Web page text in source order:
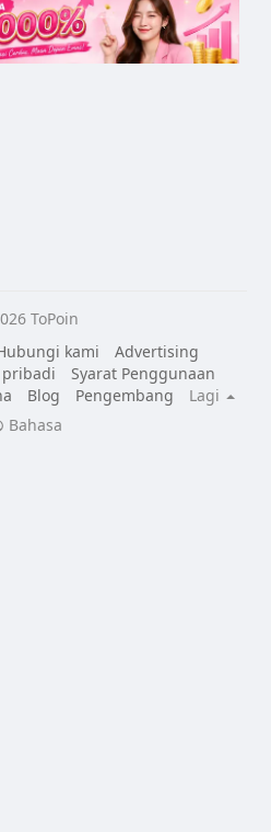
ToPoin
kami
Advertising
pribadi
Syarat Penggunaan
Blog Pengembang
Lagi
Bahasa